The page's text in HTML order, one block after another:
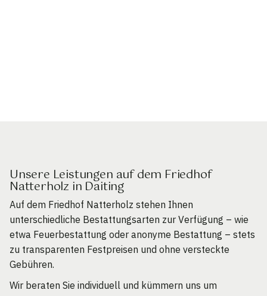
Unsere Leistungen auf dem Friedhof
Natterholz in Daiting
Auf dem Friedhof Natterholz stehen Ihnen
unterschiedliche Bestattungsarten zur Verfügung – wie
etwa Feuerbestattung oder anonyme Bestattung – stets
zu transparenten Festpreisen und ohne versteckte
Gebühren.
Wir beraten Sie individuell und kümmern uns um